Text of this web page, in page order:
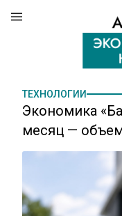
ТЕХНОЛОГИИ
Экономика
месяц —